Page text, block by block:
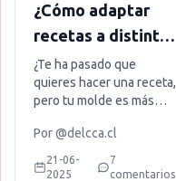
¿Cómo adaptar
recetas a distintas
medidas de
moldes?
¿Te ha pasado que
quieres hacer una receta,
pero tu molde es más
de la receta original y no
sabes cómo adaptarlo?
No te preocupes porque
Por@delcca.cl
21-06-
2025
7
comentarios